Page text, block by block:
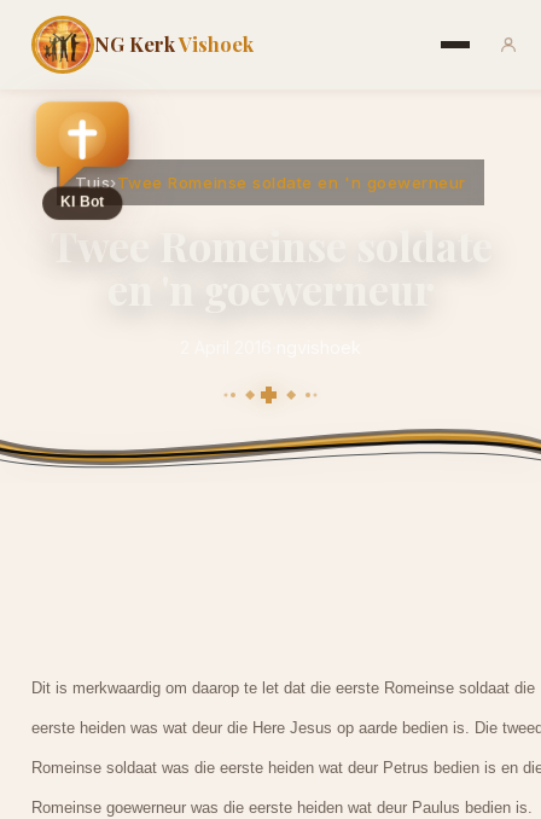
NG KerkVishoek
Tuis›Twee Romeinse soldate en 'n goewerneur
Dit is merkwaardig om daarop te let dat die eerste Romeinse soldaat die
eerste heiden was wat deur die Here Jesus op aarde bedien is. Die
Romeinse soldaat was die eerste heiden wat deur Petrus bedien is en
Romeinse goewerneur was die eerste heiden wat deur Paulus bedien is.